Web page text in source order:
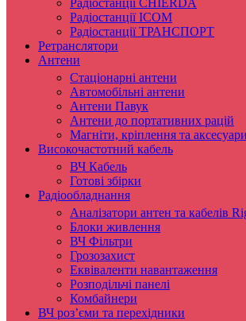
Радіостанції CHIERDA
Радіостанції ICOM
Радіостанції ТРАНСПОРТ
Ретранслятори
Антени
Стаціонарні антени
Автомобільні антени
Антени Павук
Антени до портативних рацій
Магніти, кріплення та аксесуари
Високочастотний кабель
ВЧ Кабель
Готові збірки
Радіообладнання
Аналізатори антен та кабелів
Блоки живлення
ВЧ Фільтри
Грозозахист
Еквіваленти навантаження
Розподільчі панелі
Комбайнери
ВЧ роз’єми та перехідники